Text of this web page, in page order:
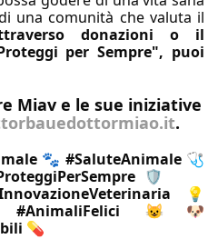
una comunità che valuta il
donazioni o il
per Sempre", puoi
Miav e le sue iniziative
.
🐾 #SaluteAnimale 🩺
🛡️
💡
#AnimaliFelici 😺🐶
💊